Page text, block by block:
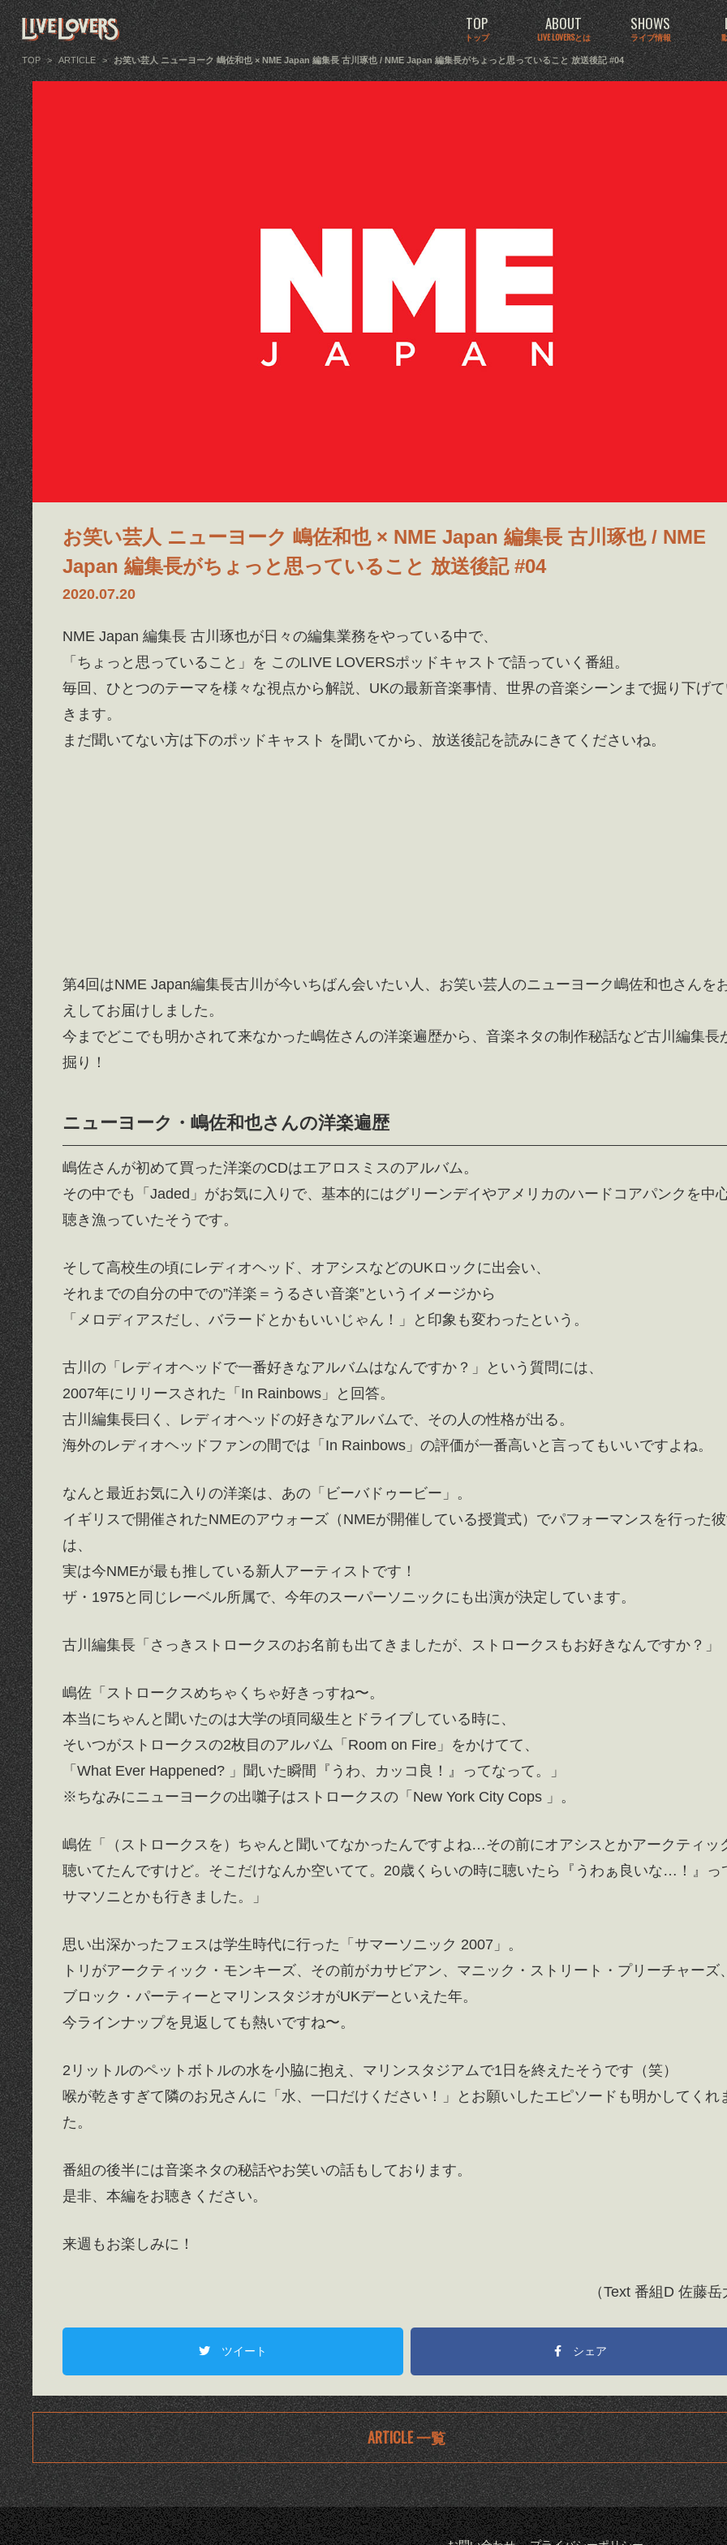
TOP
トップ
ABOUT
LIVE LOVERSとは
SHOWS
ライブ情報
TOP > ARTICLE > お笑い芸人 ニューヨーク 嶋佐和也 × NME Japan 編集長 古川琢也 / NME Japan 編集長がちょっと思っていること 放送後記 #04
お笑い芸人 ニューヨーク 嶋佐和也 × NME Japan 編集長 古川琢也 / NME
Japan 編集長がちょっと思っていること 放送後記 #04
2020.07.20
NME Japan 編集長 古川琢也が日々の編集業務をやっている中で、
「ちょっと思っていること」を このLIVE LOVERSポッドキャストで語っていく番組。
毎回、ひとつのテーマを様々な視点から解説、UKの最新音楽事情、世界の音楽シーンまで掘り下げ
きます。
まだ聞いてない方は下のポッドキャスト を聞いてから、放送後記を読みにきてくださいね。
第4回はNME Japan編集長古川が今いちばん会いたい人、お笑い芸人のニューヨーク嶋佐和也さんを
えしてお届けしました。
今までどこでも明かされて来なかった嶋佐さんの洋楽遍歴から、音楽ネタの制作秘話など古川編集長
掘り！
ニューヨーク・嶋佐和也さんの洋楽遍歴
嶋佐さんが初めて買った洋楽のCDはエアロスミスのアルバム。
その中でも「Jaded」がお気に入りで、基本的にはグリーンデイやアメリカのハードコアパンクを中
聴き漁っていたそうです。
そして高校生の頃にレディオヘッド、オアシスなどのUKロックに出会い、
それまでの自分の中での”洋楽＝うるさい音楽”というイメージから
「メロディアスだし、バラードとかもいいじゃん！」と印象も変わったという。
古川の「レディオヘッドで一番好きなアルバムはなんですか？」という質問には、
2007年にリリースされた「In Rainbows」と回答。
古川編集長曰く、レディオヘッドの好きなアルバムで、その人の性格が出る。
海外のレディオヘッドファンの間では「In Rainbows」の評価が一番高いと言ってもいいですよね。
なんと最近お気に入りの洋楽は、あの「ビーバドゥービー」。
イギリスで開催されたNMEのアウォーズ（NMEが開催している授賞式）でパフォーマンスを行った
は、
実は今NMEが最も推している新人アーティストです！
ザ・1975と同じレーベル所属で、今年のスーパーソニックにも出演が決定しています。
古川編集長「さっきストロークスのお名前も出てきましたが、ストロークスもお好きなんですか？」
嶋佐「ストロークスめちゃくちゃ好きっすね〜。
本当にちゃんと聞いたのは大学の頃同級生とドライブしている時に、
そいつがストロークスの2枚目のアルバム「Room on Fire」をかけてて、
「What Ever Happened? 」聞いた瞬間『うわ、カッコ良！』ってなって。」
※ちなみにニューヨークの出囃子はストロークスの「New York City Cops 」。
嶋佐「（ストロークスを）ちゃんと聞いてなかったんですよね…その前にオアシスとかアークティッ
聴いてたんですけど。そこだけなんか空いてて。20歳くらいの時に聴いたら『うわぁ良いな…！』
サマソニとかも行きました。」
思い出深かったフェスは学生時代に行った「サマーソニック 2007」。
トリがアークティック・モンキーズ、その前がカサビアン、マニック・ストリート・プリーチャーズ
ブロック・パーティーとマリンスタジオがUKデーといえた年。
今ラインナップを見返しても熱いですね〜。
2リットルのペットボトルの水を小脇に抱え、マリンスタジアムで1日を終えたそうです（笑）
喉が乾きすぎて隣のお兄さんに「水、一口だけください！」とお願いしたエピソードも明かしてくれ
た。
番組の後半には音楽ネタの秘話やお笑いの話もしております。
是非、本編をお聴きください。
来週もお楽しみに！
（Text 番組D 佐藤岳
ツイート シェア
ARTICLE 一覧